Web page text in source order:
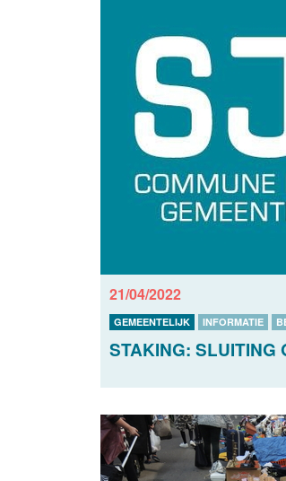
21/04/2022
GEMEENTELIJK INFORMATIE
STAKING: SLUITING